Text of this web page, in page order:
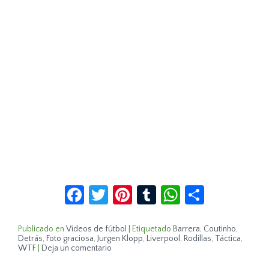
Facebook
Twitter
Pinterest
TumblrWhatsApp
Publicado en Vídeos de fútbol Etiquetado Barrera, Coutinho,
Detrás, Foto graciosa, Jurgen Klopp, Liverpool , Rodillas, Táctica,
WTF
Deja un comentario